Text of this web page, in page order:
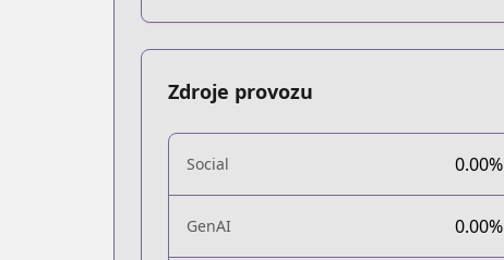
Zdroje provozu
Social 0.00%
GenAI 0.00%